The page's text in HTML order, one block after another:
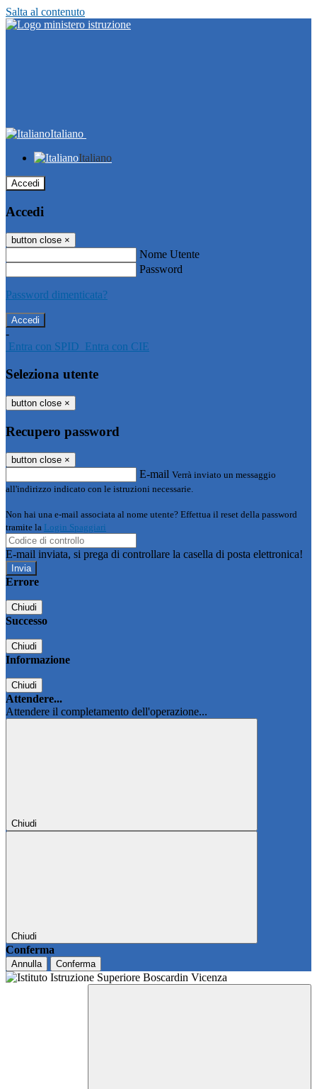
Salta al contenuto
Italiano
Italiano
Accedi
Accedi
button close ×
Nome Utente
Password
Password dimenticata?
-
Entra con SPID Entra con CIE
Seleziona utente
button close ×
Recupero password
button close ×
E-mail Verrà inviato un messaggio
all'indirizzo indicato con le istruzioni necessarie.
Non hai una e-mail associata al nome utente? Effettua il reset della password
tramite la Login Spaggiari
E-mail inviata, si prega di controllare la casella di posta elettronica!
Errore
Chiudi
Successo
Chiudi
Informazione
Chiudi
Attendere...
Attendere il completamento dell'operazione...
Chiudi
Chiudi
Conferma
Annulla Conferma